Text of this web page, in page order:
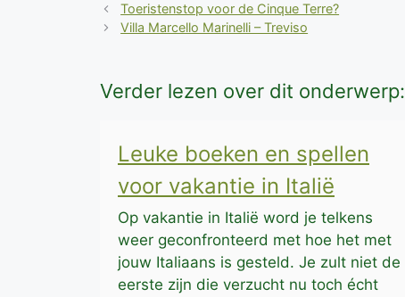
Toeristenstop voor de Cinque Terre?
Villa Marcello Marinelli – Treviso
Verder lezen over dit onderwerp:
Leuke boeken en spellen
voor vakantie in Italië
Op vakantie in Italië word je telkens
weer geconfronteerd met hoe het met
jouw Italiaans is gesteld. Je zult niet de
eerste zijn die verzucht nu toch écht